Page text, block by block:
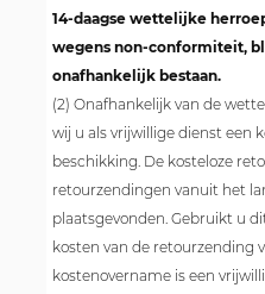
14-daagse wettelijke
wegens non-conformiteit,
onafhankelijk bestaan.
(2) Onafhankelijk van de
wij u als vrijwillige dienst een
beschikking. De kosteloze
retourzendingen vanuit het
plaatsgevonden. Gebruikt u
kosten van de retourzending
kostenovername is een